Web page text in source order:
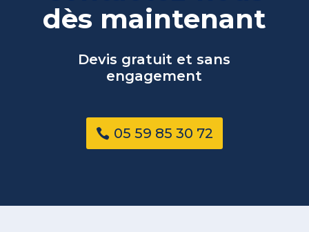
dès maintenant
Devis gratuit et sans
engagement
05 59 85 30 72